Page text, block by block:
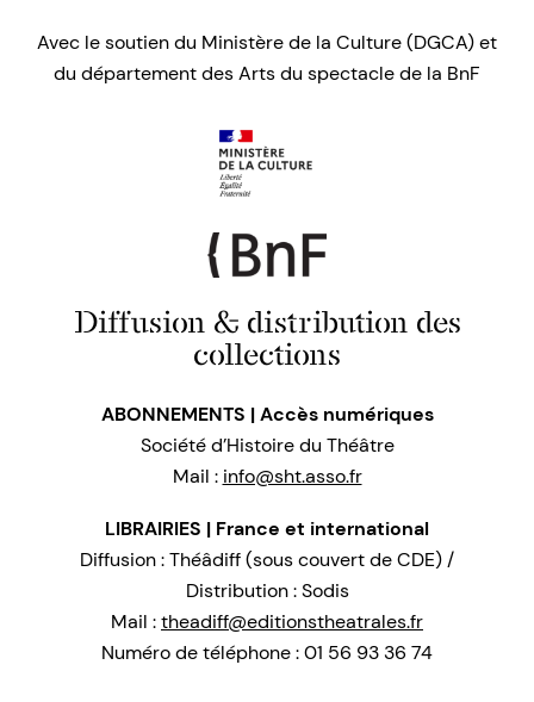
Avec le soutien du Ministère de la Culture (DGCA) et
du département des Arts du spectacle de la BnF
Diffusion & distribution des
collections
ABONNEMENTS | Accès numériques
Société d’Histoire du Théâtre
Mail : info@sht.asso.fr
LIBRAIRIES | France et international
Diffusion : Théâdiff (sous couvert de CDE) /
Distribution : Sodis
Mail :theadiff@editionstheatrales.fr
Numéro de téléphone : 01 56 93 36 74